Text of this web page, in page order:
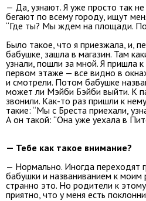
— Да, узнают. Я уже просто так
бегают по всему городу, ищут
“Где ты? Мы ждем на площади.
Было такое, что я приезжала, и,
бабушке, зашла в магазин. Там
узнали, пошли за мной. Я пришла
первом этаже — все видно в
и смотрели. Потом бабушке
может ли Мэйби Бэйби выйти. К
звонили. Как-то раз пришли к
такие: “Мы с Бреста приехали,
А он такой: “Она уже уехала в
— Тебе как такое внимание?
— Нормально. Иногда переходят
бабушки и названиванием к
странно это. Но родители к
приятно, что у меня есть